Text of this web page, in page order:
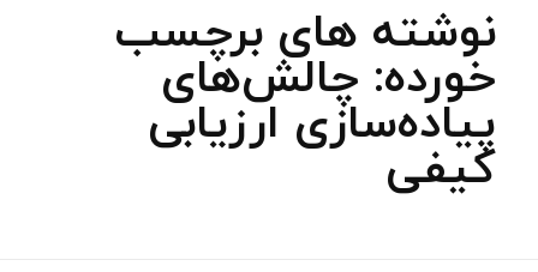
نوشته های برچسب
خورده: چالش‌های
پیاده‌سازی ارزیابی
کیفی